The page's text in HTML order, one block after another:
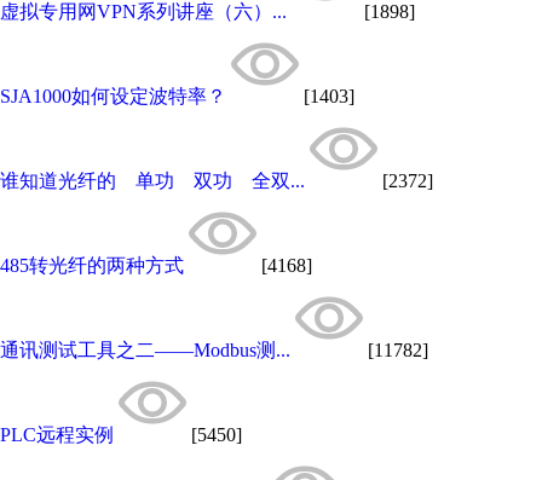
虚拟专用网VPN系列讲座（六）... [1898]
SJA1000如何设定波特率？ [1403]
谁知道光纤的 单功 双功 全双... [2372]
485转光纤的两种方式 [4168]
通讯测试工具之二——Modbus测... [11782]
PLC远程实例 [5450]